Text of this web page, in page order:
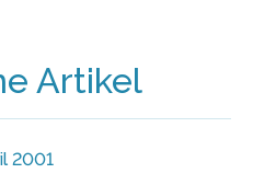
Artikel
2001